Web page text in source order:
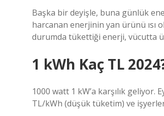
Başka bir deyişle, buna günlük
harcanan enerjinin yan ürünü ısı
durumda tükettiği enerji, vücutta
1 kWh Kaç TL
1000 watt 1 kW’a karşılık
TL/kWh (düşük tüketim) ve